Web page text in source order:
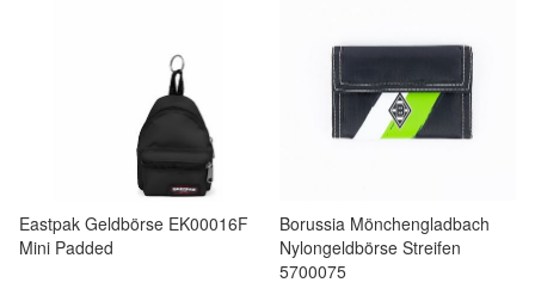
Eastpak Geldbörse EK00016F
Mini Padded
Borussia Mönchengladbach
Nylongeldbörse Streifen
5700075